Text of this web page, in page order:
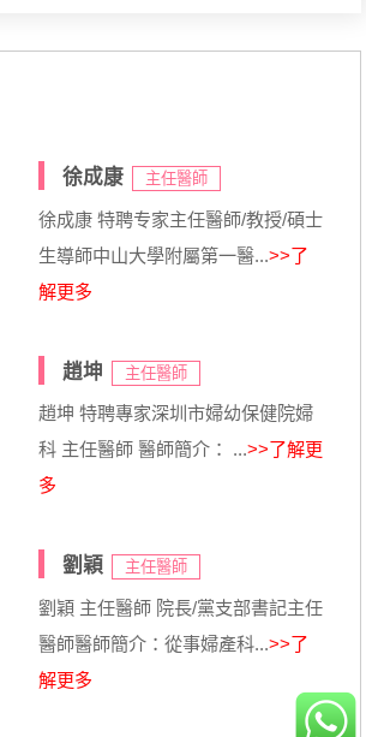
徐成康 主任醫師
徐成康 特聘专家主任醫師/教授/碩士
生導師中山大學附屬第一醫...>>了
解更多
趙坤 主任醫師
趙坤 特聘專家深圳市婦幼保健院婦
科 主任醫師 醫師簡介： ...>>了解更
多
劉穎 主任醫師
劉穎 主任醫師 院長/黨支部書記主任
醫師醫師簡介：從事婦產科...>>了
解更多